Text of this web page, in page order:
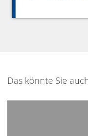
Das könnte Sie